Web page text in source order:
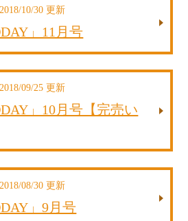
2018/10/30 更新
」11月号
2018/09/25 更新
」10月号【完売い
2018/08/30 更新
」9月号